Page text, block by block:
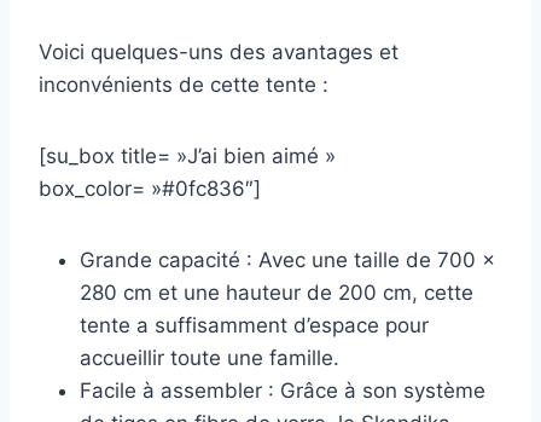
Voici quelques-uns des avantages et
inconvénients de cette tente :
[su_box title= »J’ai bien aimé »
box_color= »#0fc836″]
Grande capacité : Avec une taille de 700 x
280 cm et une hauteur de 200 cm, cette
tente a suffisamment d’espace pour
accueillir toute une famille.
Facile à assembler : Grâce à son système